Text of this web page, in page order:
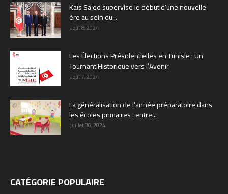
Kaïs Saïed supervise le début d’une nouvelle
ère au sein du...
août 8, 2024
Les Élections Présidentielles en Tunisie : Un
Tournant Historique vers l’Avenir
août 7, 2024
La généralisation de l’année préparatoire dans
les écoles primaires : entre...
juillet 30, 2024
CATÉGORIE POPULAIRE